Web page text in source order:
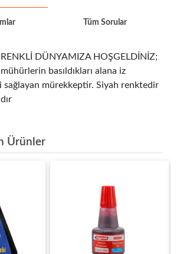
Tüm Sorular
DÜNYAMIZA HOŞGELDİNİZ;
basıldıkları alana iz
sağlayan mürekkeptir. Siyah renktedir
Ürünler